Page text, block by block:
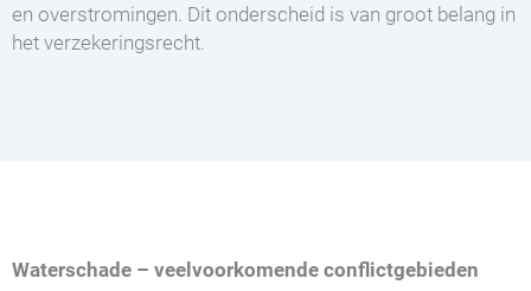
en overstromingen. Dit onderscheid is van groot belang in
het verzekeringsrecht.
Waterschade – veelvoorkomende conflictgebieden